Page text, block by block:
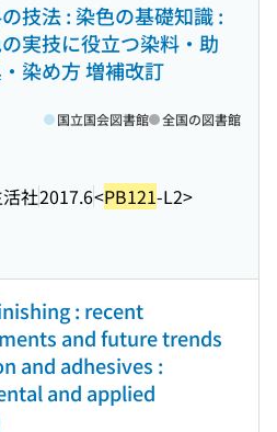
技法 : 染色の基礎知識 :
実技に役立つ染料・助
染め方 増補改訂
社2017.6<PB121-L2>
国立国会図書館 全国の図書館
: recent
and future trends
and adhesives :
and applied